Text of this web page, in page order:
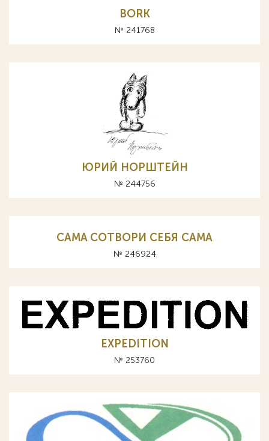
BORK
№ 241768
ЮРИЙ НОРШТЕЙН
№ 244756
CAMA СОТВОРИ СЕБЯ САМА
№ 246924
EXPEDITION
№ 253760